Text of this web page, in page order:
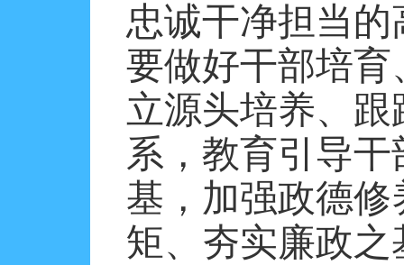
忠诚干净担当
要做好干部培
立源头培养、
系，教育引导
基，加强政德
矩、夯实廉政